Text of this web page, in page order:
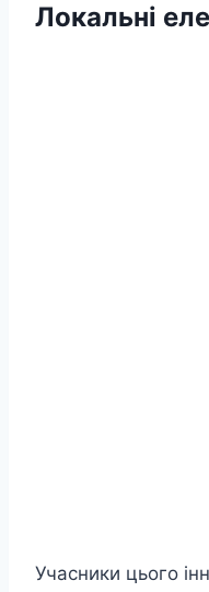
Локальні
Учасники цього